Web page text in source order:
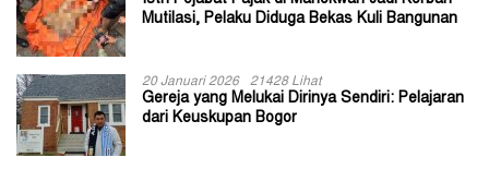
Mutilasi, Pelaku Diduga Bekas Kuli Bangunan
20 Januari 2026 21428 Lihat
Gereja yang Melukai Dirinya Sendiri: Pelajaran
dari Keuskupan Bogor